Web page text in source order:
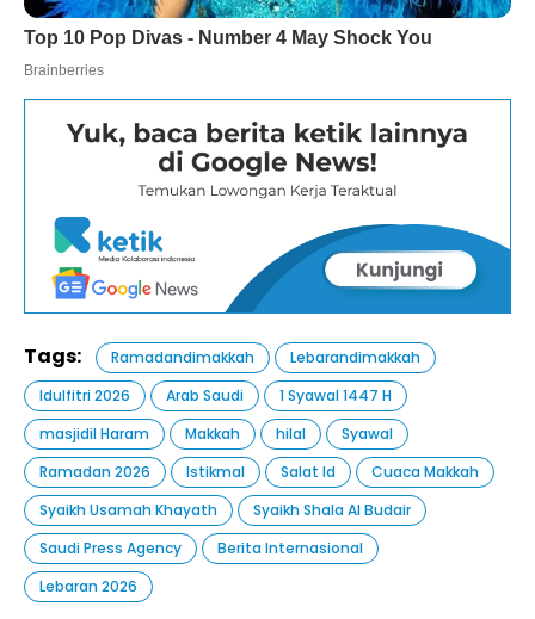
Tags: Ramadandimakkah
Lebarandimakkah
Idulfitri 2026
Arab Saudi
1 Syawal 1447 H
masjidil Haram
Makkah hilal
Syawal
Ramadan 2026
Istikmal Salat Id
Cuaca Makkah
Syaikh Usamah Khayath
Syaikh Shala Al Budair
Saudi Press Agency
Berita Internasional
Lebaran 2026